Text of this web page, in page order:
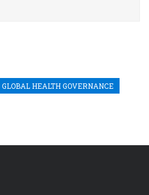
GLOBAL HEALTH GOVERNANCE